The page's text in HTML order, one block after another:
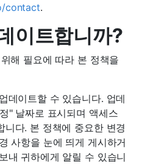
contact.
이트합니까?
해 필요에 따라 본 정책을
데이트할 수 있습니다. 업데
" 날짜로 표시되며 액세스
니다. 본 정책에 중요한 변경
사항을 눈에 띄게 게시하거
내 귀하에게 알릴 수 있습니